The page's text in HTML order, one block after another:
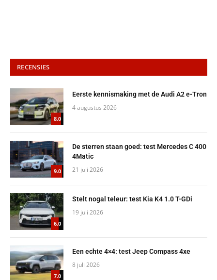
RECENSIES
8.0
Eerste kennismaking met de Audi A2 e-Tron
4 augustus 2026
9.0
De sterren staan goed: test Mercedes C 400
4Matic
21 juli 2026
6.0
Stelt nogal teleur: test Kia K4 1.0 T-GDi
19 juli 2026
7.0
Een echte 4×4: test Jeep Compass 4xe
8 juli 2026